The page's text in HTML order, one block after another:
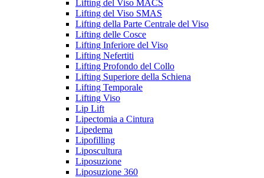
Lifting del Viso MACS
Lifting del Viso SMAS
Lifting della Parte Centrale del Viso
Lifting delle Cosce
Lifting Inferiore del Viso
Lifting Nefertiti
Lifting Profondo del Collo
Lifting Superiore della Schiena
Lifting Temporale
Lifting Viso
Lip Lift
Lipectomia a Cintura
Lipedema
Lipofilling
Liposcultura
Liposuzione
Liposuzione 360